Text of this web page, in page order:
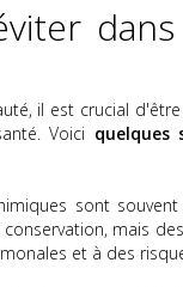
il est crucial
Voici quelques
sont
mais
et à des